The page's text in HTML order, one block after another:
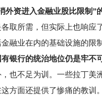
外资进入金融业股比限制”
取所需，但实际上也响应
融业在内的基础设施的限
银行的统治地位仍是牢不
也不足为训。一些拉丁美
方面还提供了惨痛的教训